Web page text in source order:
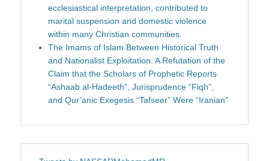
ecclesiastical interpretation, contributed to
marital suspension and domestic violence
within many Christian communities.
The Imams of Islam Between Historical Truth
and Nationalist Exploitation: A Refutation of the
Claim that the Scholars of Prophetic Reports
“Ashaab al-Hadeeth”, Jurisprudence “Fiqh”,
and Qur’anic Exegesis “Tafseer” Were “Iranian”